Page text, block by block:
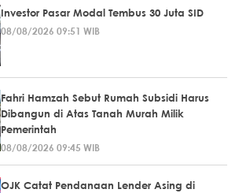
Investor Pasar Modal Tembus 30 Juta SID
08/08/2026 09:51 WIB
Fahri Hamzah Sebut Rumah Subsidi Harus
Dibangun di Atas Tanah Murah Milik
Pemerintah
08/08/2026 09:45 WIB
OJK Catat Pendanaan Lender Asing di